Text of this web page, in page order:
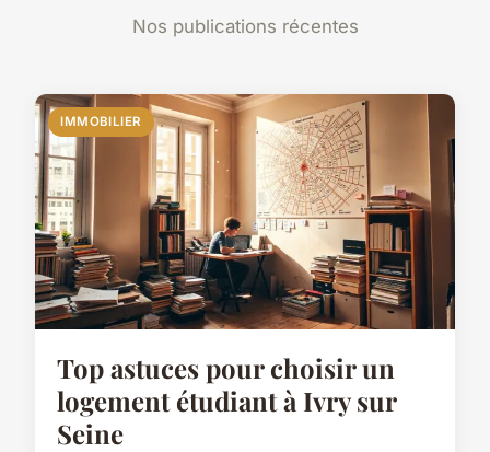
Nos publications récentes
IMMOBILIER
Top astuces pour choisir un
logement étudiant à Ivry sur
Seine